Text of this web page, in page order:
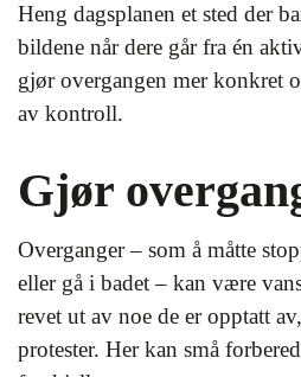
Heng dagsplanen et sted der
bildene når dere går fra én
gjør overgangen mer konkret
av kontroll.
Gjør
Overganger – som å måtte
eller gå i badet – kan være
revet ut av noe de er opptatt
protester. Her kan små